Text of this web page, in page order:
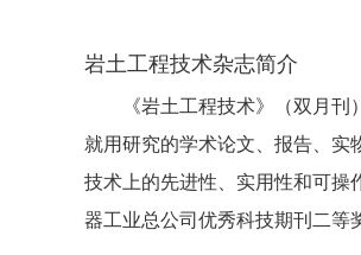
岩土工程技术杂志简介
《岩土工程技术》（双月
就用研究的学术论文、报告、实
技术上的先进性、实用性和可操
器工业总公司优秀科技期刊二等